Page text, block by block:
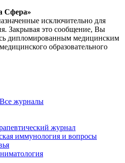
Сфера»
исключительно для
Закрывая это сообщение, Вы
дипломированным медицинским
образовательного
Все журналы
журнал
иммунология и вопросы